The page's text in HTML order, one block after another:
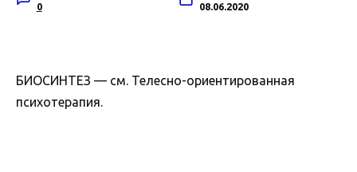
0 08.06.2020
БИОСИНТЕЗ — см. Телесно-ориентированная
психотерапия.